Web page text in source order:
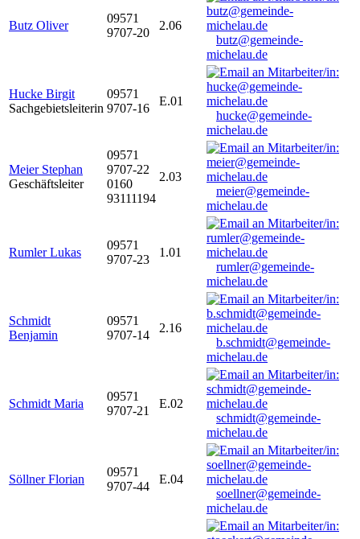
Butz Oliver
09571
9707-20
2.06
butz@gemeinde-
michelau.de
Hucke Birgit
Sachgebietsleiterin
09571
9707-16
E.01
hucke@gemeinde-
michelau.de
Meier Stephan
Geschäftsleiter
09571
9707-22
0160
93111194
2.03
meier@gemeinde-
michelau.de
Rumler Lukas
09571
9707-23
1.01
rumler@gemeinde-
michelau.de
Schmidt
Benjamin
09571
9707-14
2.16
b.schmidt@gemeinde-
michelau.de
Schmidt Maria
09571
9707-21
E.02
schmidt@gemeinde-
michelau.de
Söllner Florian
09571
9707-44
E.04
soellner@gemeinde-
michelau.de